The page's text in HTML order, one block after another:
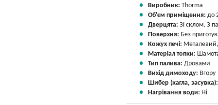
Виробник: Thorma
Об'єм приміщення: до
Дверцята: Зі склом, З
Поверхня: Без
Кожух печі:
Матеріал топки:
Тип палива: Дровами
Вихід димоходу: Вгору
Шибер (кагла,
Нагрівання води: Ні